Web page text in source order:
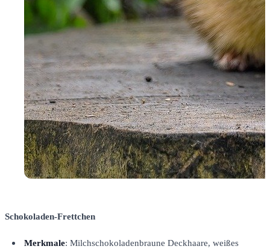
Schokoladen-Frettchen
Merkmale: Milchschokoladenbraune Deckhaare, weißes